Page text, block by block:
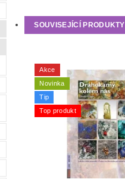
SOUVISEJÍCÍ PRODUKTY
Akce
Novinka
Tip
Top produkt